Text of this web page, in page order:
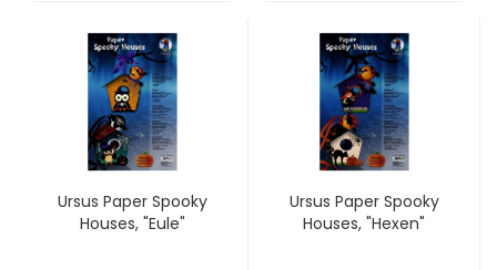
Ursus Paper Spooky
Houses, "Eule"
Ursus Paper Spooky
Houses, "Hexen"